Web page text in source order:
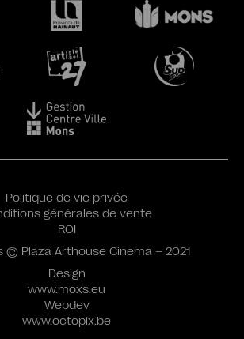
Design
www.moxs.eu
Webdev
www.octopix.be
Politique de vie privée
générales de vente
ROI
© Plaza Arthouse Cinema – 2021